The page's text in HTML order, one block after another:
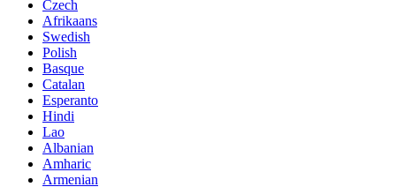
Czech
Afrikaans
Swedish
Polish
Basque
Catalan
Esperanto
Hindi
Lao
Albanian
Amharic
Armenian